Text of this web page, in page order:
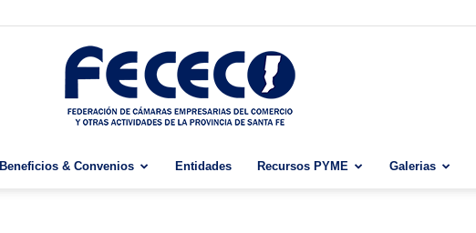
Beneficios & Convenios Entidades Recursos PYME Galerias